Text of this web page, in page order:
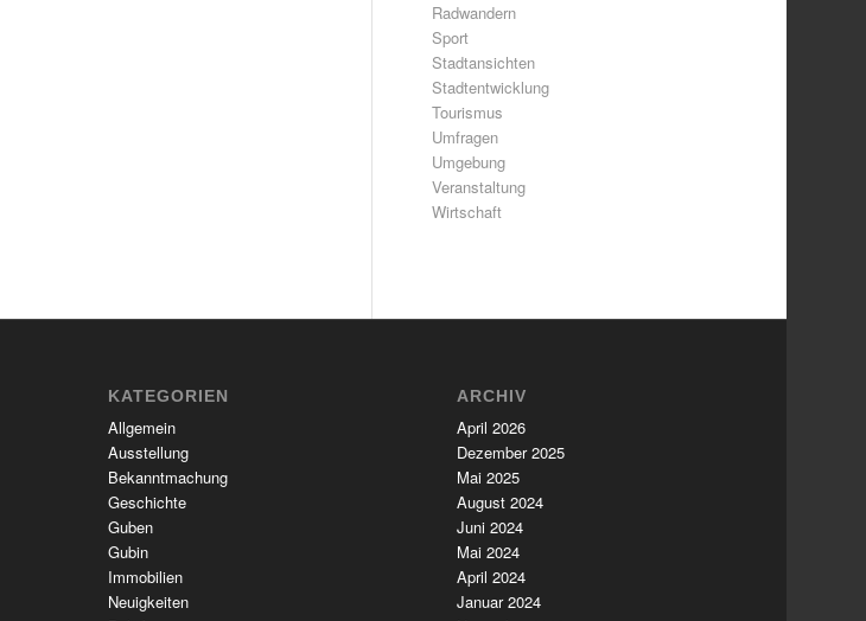
Radwandern
Sport
Stadtansichten
Stadtentwicklung
Tourismus
Umfragen
Umgebung
Veranstaltung
Wirtschaft
KATEGORIEN
Allgemein
Ausstellung
Bekanntmachung
Geschichte
Guben
Gubin
Immobilien
Neuigkeiten
ARCHIV
April 2026
Dezember 2025
Mai 2025
August 2024
Juni 2024
Mai 2024
April 2024
Januar 2024